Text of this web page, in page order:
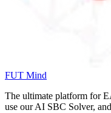
FUT Mind
The ultimate platform for
use our AI SBC Solver,